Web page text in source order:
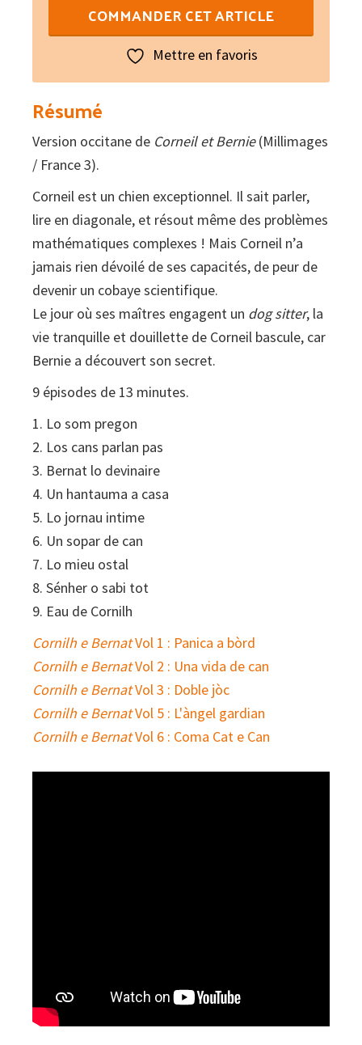
de
Bernat
Vol
4
:
Un
sopar
de
can
COMMANDER CET ARTICLE
Mettre en favoris
Résumé
Version occitane de Corneil et Bernie(Millimages
/ France 3).
Corneil est un chien exceptionnel. Il sait parler,
lire en diagonale, et résout même des problèmes
mathématiques complexes ! Mais Corneil n’a
jamais rien dévoilé de ses capacités, de peur de
devenir un cobaye scientifique.
Le jour où ses maîtres engagent un dog sitter, la
vie tranquille et douillette de Corneil bascule, car
Bernie a découvert son secret.
9 épisodes de 13 minutes.
1. Lo som pregon
2. Los cans parlan pas
3. Bernat lo devinaire
4. Un hantauma a casa
5. Lo jornau intime
6. Un sopar de can
7. Lo mieu ostal
8. Sénher o sabi tot
9. Eau de Cornilh
Cornilh e BernatVol 1 : Panica a bòrd
Cornilh e BernatVol 2 : Una vida de can
Cornilh e BernatVol 3 : Doble jòc
Cornilh e BernatVol 5 : L'àngel gardian
Cornilh e BernatVol 6 : Coma Cat e Can